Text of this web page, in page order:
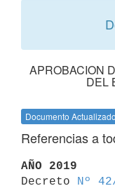
APROBACION
DEL
Documento Actualizado
Referencias a
AÑO 2019
Decreto
Nº